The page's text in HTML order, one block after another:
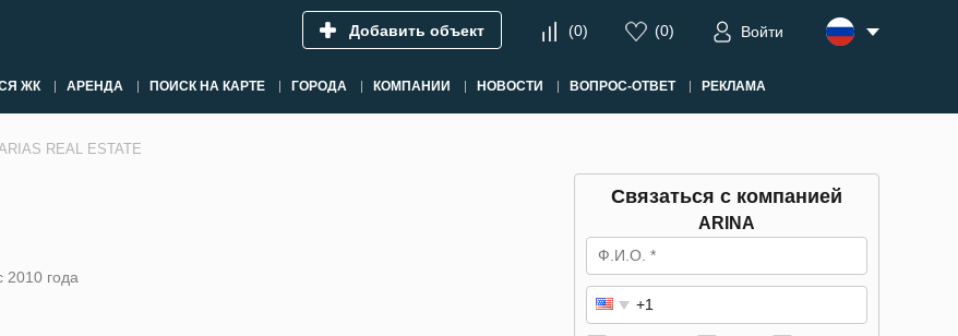
Добавить объект (0) (0) Войти
ЖК АРЕНДА ПОИСК НА КАРТЕ ГОРОДА КОМПАНИИ НОВОСТИ ВОПРОС-ОТВЕТ РЕКЛАМА
REAL ESTATE
2010 года
Связаться с компанией
ARINA